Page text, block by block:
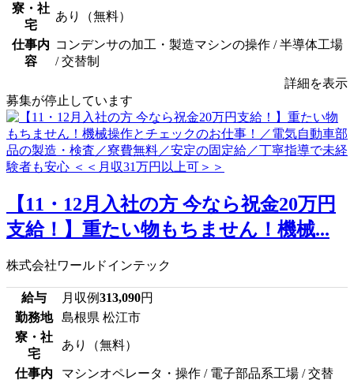
寮・社
宅
あり（無料）
仕事内
容
コンデンサの加工・製造マシンの操作 / 半導体工場
/ 交替制
詳細を表示
募集が停止しています
【11・12月入社の方 今なら祝金20万円
支給！】重たい物もちません！機械...
株式会社ワールドインテック
給与 月収例313,090円
勤務地
島根県 松江市
寮・社
宅
あり（無料）
仕事内 マシンオペレータ・操作 / 電子部品系工場 / 交替